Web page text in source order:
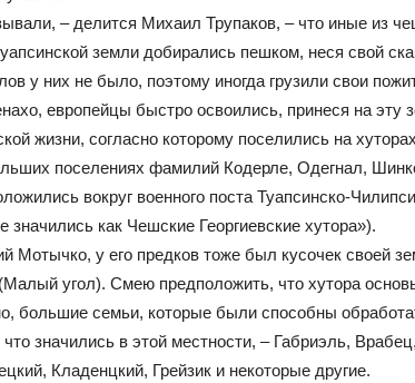
– делится Михаил Трупаков, – что иные из
земли добирались пешком, неся свой
у них не было, поэтому иногда грузили свои
европейцы быстро освоились, принеся на эту
жизни, согласно которому поселились на
поселениях фамилий Кодерле, Одегнал,
вокруг военного поста Туапсинско-
значились как Чешские Георгиевские хутора»).
Мотычко, у его предков тоже был кусочек своей
угол). Смею предположить, что хутора
большие семьи, которые были способны
значились в этой местности, – Габриэль,
Кладенцкий, Грейзик и некоторые другие.